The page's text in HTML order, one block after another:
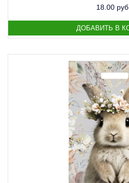
18.00 руб.